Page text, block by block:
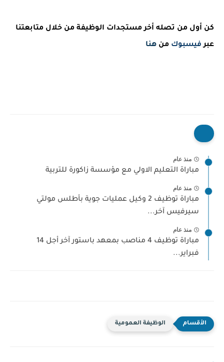
كن أول من تصله أخر مستجدات الوظيفة من خلال متابعتنا
عبرفيسبوك من هنا
منذ عام
مباراة التعليم الاولي مع مؤسسة زاكورة للتربية
منذ عام
مباراة توظيف 2 وكيل عمليات جوية بأطلس مولتي
سيرفيس آخر...
منذ عام
مباراة توظيف 4 مناصب بمعهد باستور آخر أجل 14
فبراير...
الوظيفة العمومية